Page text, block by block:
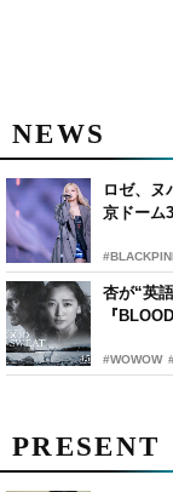
NEWS
ロゼ、
京ドーム
杏が“英
『
#WOWOW
PRESENT